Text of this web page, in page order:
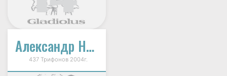
Александр Невский
437 Трифонов 2004г.